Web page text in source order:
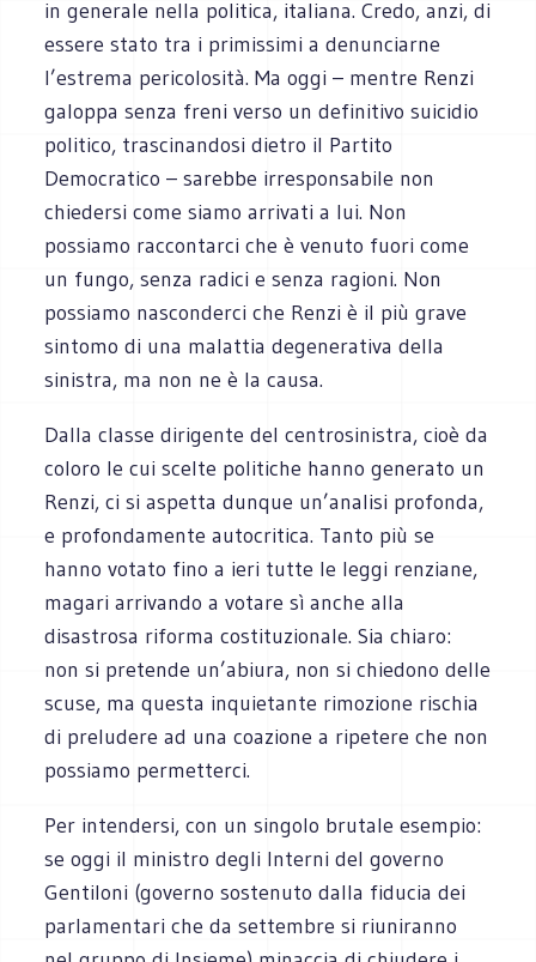
in generale nella politica, italiana. Credo, anzi, di
essere stato tra i primissimi a denunciarne
l’estrema pericolosità. Ma oggi ­– mentre Renzi
galoppa senza freni verso un definitivo suicidio
politico, trascinandosi dietro il Partito
Democratico – sarebbe irresponsabile non
chiedersi come siamo arrivati a lui. Non
possiamo raccontarci che è venuto fuori come
un fungo, senza radici e senza ragioni. Non
possiamo nasconderci che Renzi è il più grave
sintomo di una malattia degenerativa della
sinistra, ma non ne è la causa.
Dalla classe dirigente del centrosinistra, cioè da
coloro le cui scelte politiche hanno generato un
Renzi, ci si aspetta dunque un’analisi profonda,
e profondamente autocritica. Tanto più se
hanno votato fino a ieri tutte le leggi renziane,
magari arrivando a votare sì anche alla
disastrosa riforma costituzionale. Sia chiaro:
non si pretende un’abiura, non si chiedono delle
scuse, ma questa inquietante rimozione rischia
di preludere ad una coazione a ripetere che non
possiamo permetterci.
Per intendersi, con un singolo brutale esempio:
se oggi il ministro degli Interni del governo
Gentiloni (governo sostenuto dalla fiducia dei
parlamentari che da settembre si riuniranno